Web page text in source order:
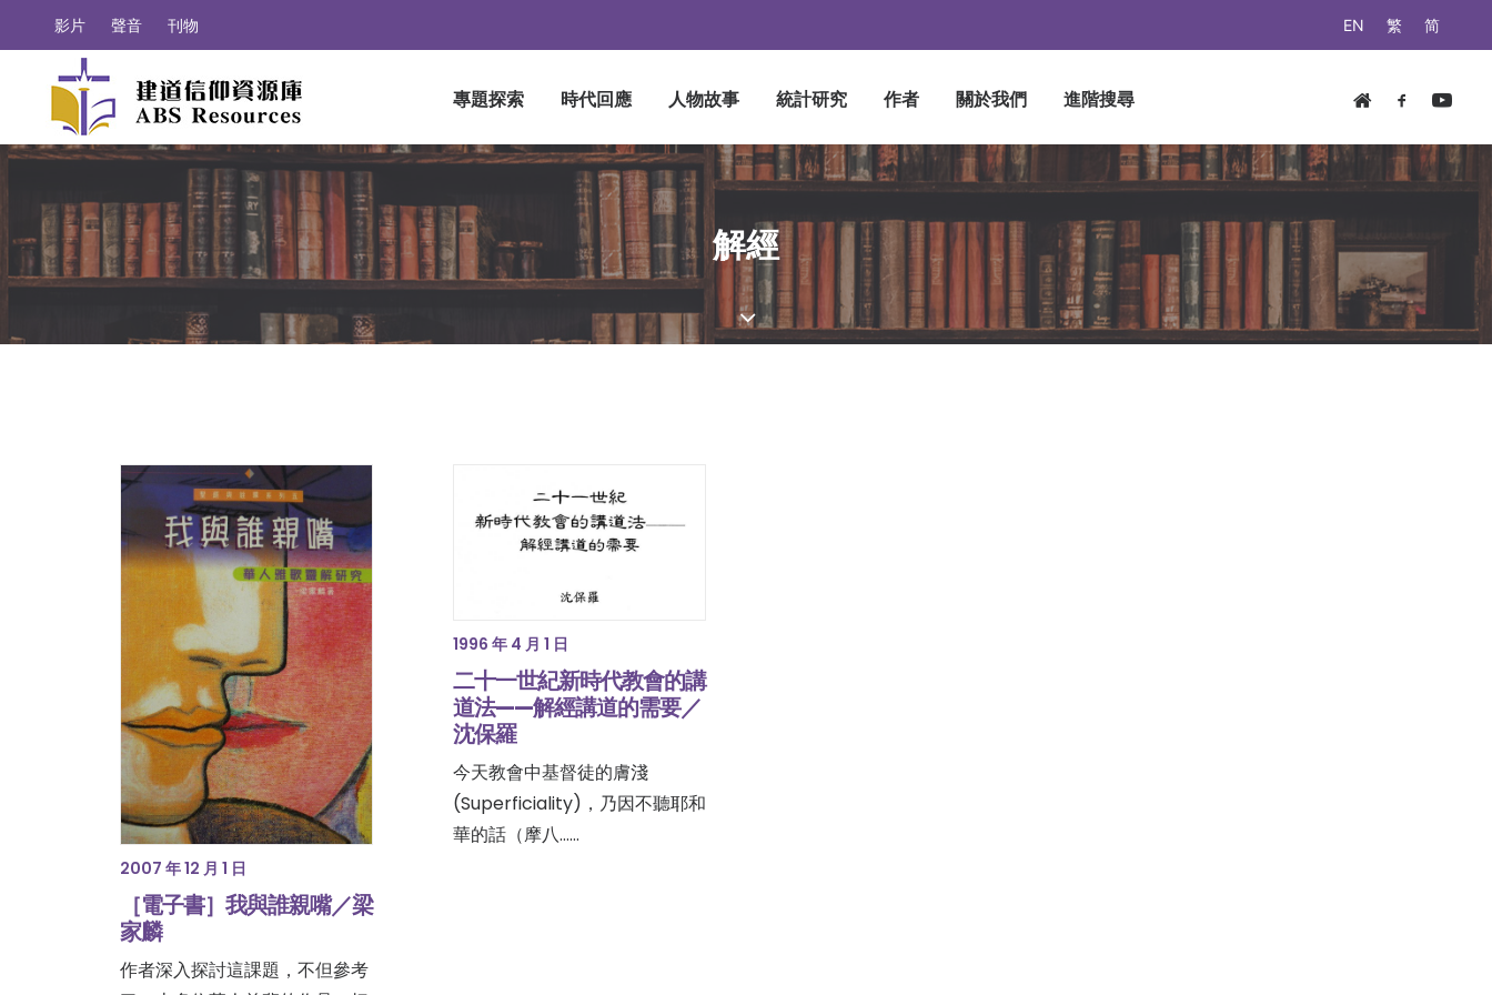
EN 繁 简
影片 聲音 刊物
專題探索 時代回應 人物故事 統計研究 作者 關於我們 進階搜尋
解經
2007 年 12 月 1 日
［電子書］我與誰親嘴／梁
家麟
作者深入探討這課題，不但參考
1996 年 4 月 1 日
二十一世紀新時代教會的講
道法——解經講道的需要／
沈保羅
今天教會中基督徒的膚淺
(Superficiality)，乃因不聽耶和
華的話（摩八……